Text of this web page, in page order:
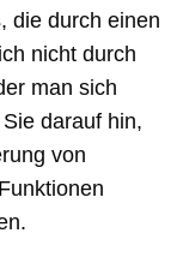
die durch einen
nicht durch
man sich
darauf hin,
von